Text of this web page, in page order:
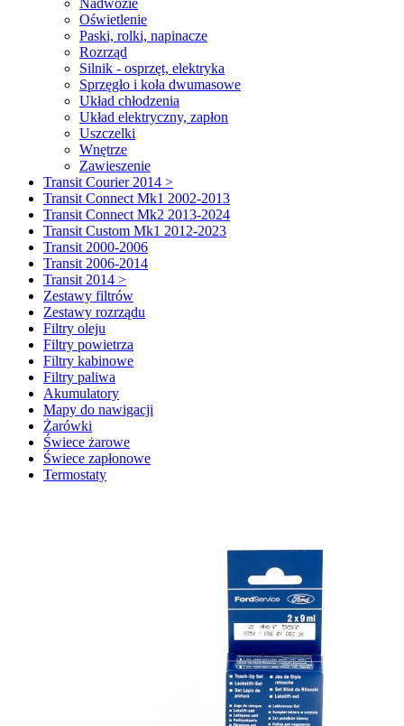
Nadwozie
Oświetlenie
Paski, rolki, napinacze
Rozrząd
Silnik - osprzęt, elektryka
Sprzęgło i koła dwumasowe
Układ chłodzenia
Układ elektryczny, zapłon
Uszczelki
Wnętrze
Zawieszenie
Transit Courier 2014 >
Transit Connect Mk1 2002-2013
Transit Connect Mk2 2013-2024
Transit Custom Mk1 2012-2023
Transit 2000-2006
Transit 2006-2014
Transit 2014 >
Zestawy filtrów
Zestawy rozrządu
Filtry oleju
Filtry powietrza
Filtry kabinowe
Filtry paliwa
Akumulatory
Mapy do nawigacji
Żarówki
Świece żarowe
Świece zapłonowe
Termostaty